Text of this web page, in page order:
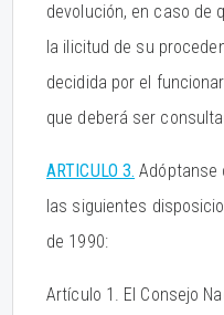
devolución, en caso de
la ilicitud de su
decidida por el
que deberá ser
ARTICULO 3. Adóptanse
las siguientes
de 1990:
Artículo 1. El Consejo